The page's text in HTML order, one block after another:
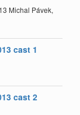
Michal Pávek,
cast 1
cast 2